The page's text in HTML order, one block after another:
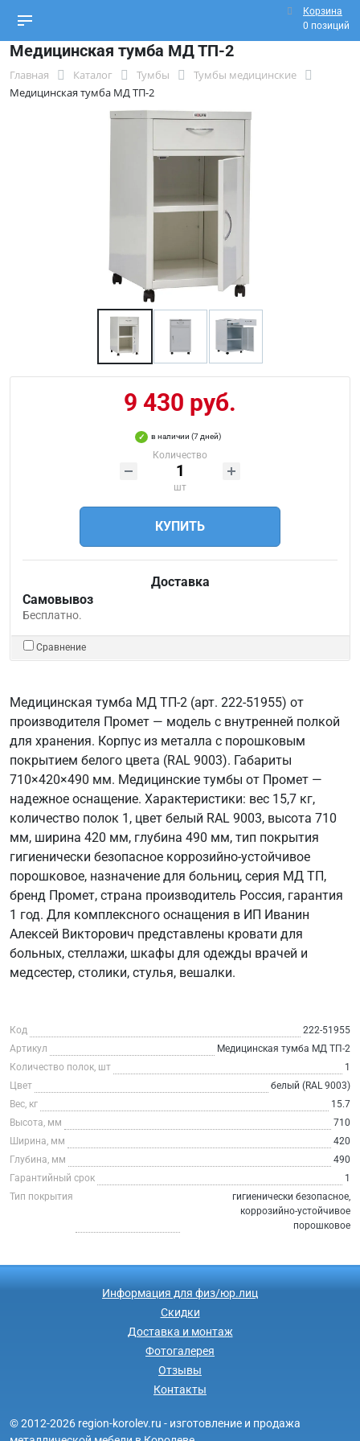
Корзина
0 позиций
Медицинская тумба МД ТП-2
Главная Каталог Тумбы
Тумбы медицинские
Медицинская тумба МД ТП-2
9 430 руб.
в наличии (7 дней)
Количество
шт
КУПИТЬ
Доставка
Самовывоз
Бесплатно.
Сравнение
Медицинская тумба МД ТП-2 (арт. 222-51955) от
производителя Промет — модель с внутренней полкой
для хранения. Корпус из металла с порошковым
покрытием белого цвета (RAL 9003). Габариты
710×420×490 мм. Медицинские тумбы от Промет —
надежное оснащение. Характеристики: вес 15,7 кг,
количество полок 1, цвет белый RAL 9003, высота 710
мм, ширина 420 мм, глубина 490 мм, тип покрытия
гигиенически безопасное коррозийно-устойчивое
порошковое, назначение для больниц, серия МД ТП,
бренд Промет, страна производитель Россия, гарантия
1 год. Для комплексного оснащения в ИП Иванин
Алексей Викторович представлены кровати для
больных, стеллажи, шкафы для одежды врачей и
медсестер, столики, стулья, вешалки.
Код
222-51955
Артикул
Медицинская тумба МД ТП-2
Количество полок, шт
1
Цвет
белый (RAL 9003)
Вес, кг
15.7
Высота, мм
710
Ширина, мм
420
Глубина, мм
490
Гарантийный срок
1
Тип покрытия
гигиенически безопасное,
коррозийно-устойчивое
порошковое
Информация для физ/юр.лиц
Скидки
Доставка и монтаж
Фотогалерея
Отзывы
Контакты
© 2012-2026 region-korolev.ru - изготовление и продажа